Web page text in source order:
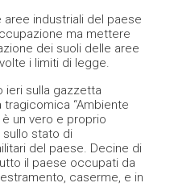
aree industriali del paese
ma mettere
dei suoli delle aree
i limiti di legge.
ieri sulla gazzetta
tragicomica “Ambiente
è un vero e proprio
stato di
del paese. Decine di
il paese occupati da
caserme, e in